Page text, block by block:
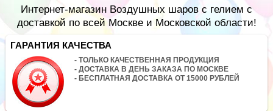
Интернет-магазин Воздушных шаров с гелием с
доставкой по всей Москве и Московской области!
ГАРАНТИЯ КАЧЕСТВА
- ТОЛЬКО КАЧЕСТВЕННАЯ ПРОДУКЦИЯ
- ДОСТАВКА В ДЕНЬ ЗАКАЗА ПО МОСКВЕ
- БЕСПЛАТНАЯ ДОСТАВКА ОТ 15000 РУБЛЕЙ